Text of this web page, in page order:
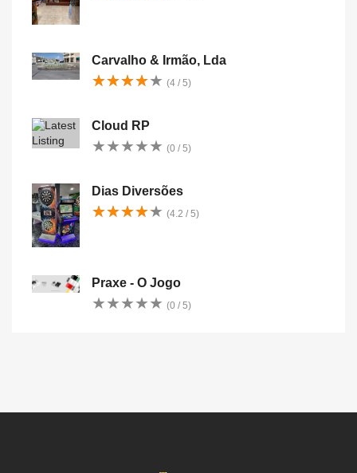
Carvalho & Irmão, Lda
★★★★★
★★★★★ (4 / 5)
Cloud RP
★★★★★
★★★★★ (0 / 5)
Dias Diversões
★★★★★
★★★★★ (4.2 / 5)
Praxe - O Jogo
★★★★★
★★★★★ (0 / 5)